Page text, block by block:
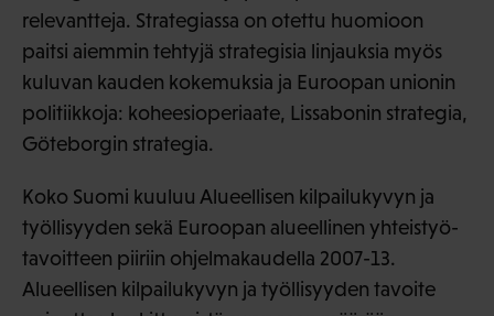
relevantteja. Strategiassa on otettu huomioon
paitsi aiemmin tehtyjä strategisia linjauksia myös
kuluvan kauden kokemuksia ja Euroopan unionin
politiikkoja: koheesioperiaate, Lissabonin strategia,
Göteborgin strategia.
Koko Suomi kuuluu Alueellisen kilpailukyvyn ja
työllisyyden sekä Euroopan alueellinen yhteistyö-
tavoitteen piiriin ohjelmakaudella 2007-13.
Alueellisen kilpailukyvyn ja työllisyyden tavoite